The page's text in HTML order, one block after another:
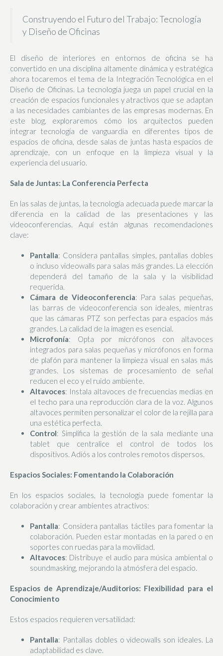
Construyendo el Futuro del Trabajo: Tecnología
y Diseño de Oficinas
El diseño de interiores en entornos de oficina se ha
convertido en una disciplina altamente dinámica y estratégica
ahora tocaremos el tema de la Integración Tecnológica en el
Diseño de Oficinas. La tecnología juega un papel crucial en la
creación de espacios funcionales y atractivos que se adaptan
a las necesidades cambiantes de las empresas modernas. En
este blog, exploraremos cómo los arquitectos pueden
integrar tecnología de vanguardia en diferentes tipos de
espacios de oficina, desde salas de juntas hasta espacios de
aprendizaje, con un enfoque en la limpieza visual y la
experiencia del usuario.
Sala de Juntas: La Conferencia Perfecta
En las salas de juntas, la tecnología adecuada puede marcar la
diferencia en la calidad de las presentaciones y las
videoconferencias. Aquí están algunas recomendaciones
clave:
Pantalla: Considera pantallas simples, pantallas dobles
o incluso videowalls para salas más grandes. La elección
dependerá del tamaño de la sala y la visibilidad
requerida.
Cámara de Videoconferencia: Para salas pequeñas,
las barras de videoconferencia son ideales, mientras
que las cámaras PTZ son perfectas para espacios más
grandes. La calidad de la imagen es esencial.
Microfonía: Opta por micrófonos con altavoces
integrados para salas pequeñas y micrófonos en forma
de plafón para mantener la limpieza visual en salas más
grandes. Los sistemas de procesamiento de señal
reducen el eco y el ruido ambiente.
Altavoces: Instala altavoces de frecuencias medias en
el techo para una reproducción clara de la voz. Algunos
altavoces permiten personalizar el color de la rejilla para
una estética perfecta.
Control: Simplifica la gestión de la sala mediante una
tablet que centralice el control de todos los
dispositivos. Adiós a los controles remotos dispersos.
Espacios Sociales: Fomentando la Colaboración
En los espacios sociales, la tecnología puede fomentar la
colaboración y crear ambientes atractivos:
Pantalla: Considera pantallas táctiles para fomentar la
colaboración. Pueden estar montadas en la pared o en
soportes con ruedas para la movilidad.
Altavoces: Distribuye el audio para música ambiental o
soundmasking, mejorando la atmósfera del espacio.
Espacios de Aprendizaje/Auditorios: Flexibilidad para el
Conocimiento
Estos espacios requieren versatilidad:
Pantalla: Pantallas dobles o videowalls son ideales. La
adaptabilidad es clave.